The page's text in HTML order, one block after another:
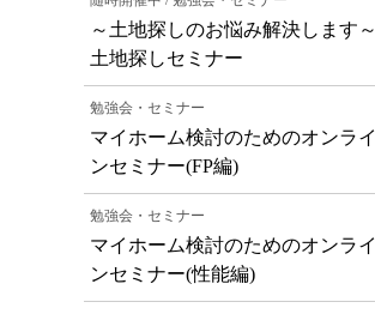
～土地探しのお悩み解決します～
土地探しセミナー
勉強会・セミナー
マイホーム検討のためのオンライ
ンセミナー(FP編)
勉強会・セミナー
マイホーム検討のためのオンライ
ンセミナー(性能編)